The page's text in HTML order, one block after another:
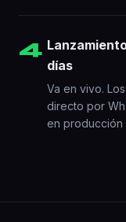
4
días
Va en vivo.
directo por
en producción